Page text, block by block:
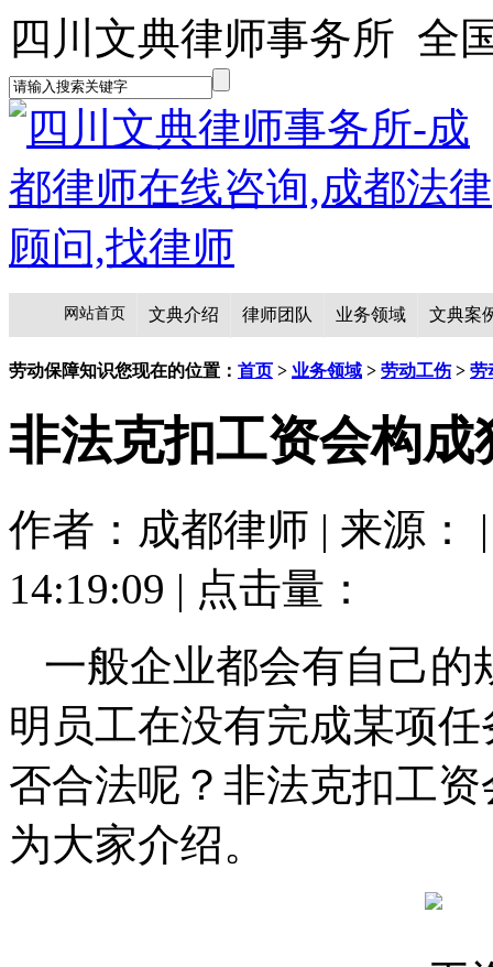
四川文典律师事务所 全
网站首页 文典介绍 律师团队 业务领域 文典案
劳动保障知识您现在的位置： 首页 > 业务领域 > 劳动工伤> 劳
非法克扣工资会构成
作者：成都律师 | 来源：
14:19:09 | 点击量：
一般企业都会有自己的
明员工在没有完成某项
否合法呢？非法克扣工
为大家介绍。